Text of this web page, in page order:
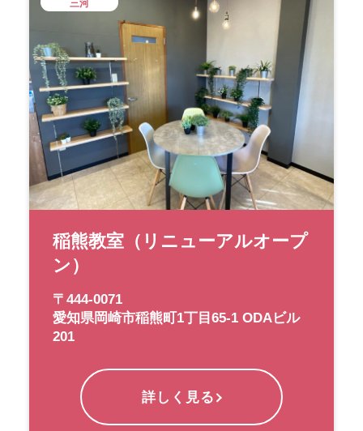
稲熊教室（リニューアルオープ
ン）
〒444-0071
愛知県岡崎市稲熊町1丁目65-1 ODAビル
201
詳しく見る
三河